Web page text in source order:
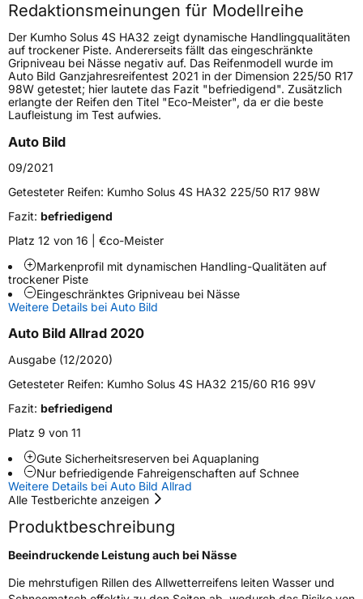
Höchstgeschwindigkeit
240 km/h
Lastindex104
Höchstlast900 kg
Generelle Merkmale
Fahrzeugtyp
Verwendung
ModellnameSolus 4S HA32
FahrzeugartPKW & SUV
Weitere Eigenschaften
SchlauchtypTL
ZustandNeureifen
M+SJa
VerstärktXL
EU Label
EffizienzC
NasshaftungB
Rollgeräusch (Klasse)B
Redaktionsmeinungen für Modellreihe
Der Kumho Solus 4S HA32 zeigt dynamische Handlingqualitäten
auf trockener Piste. Andererseits fällt das eingeschränkte
Gripniveau bei Nässe negativ auf. Das Reifenmodell wurde im
Auto Bild Ganzjahresreifentest 2021 in der Dimension 225/50 R17
98W getestet; hier lautete das Fazit "befriedigend". Zusätzlich
erlangte der Reifen den Titel "Eco-Meister", da er die beste
Laufleistung im Test aufwies.
Auto Bild
09/2021
Getesteter Reifen: Kumho Solus 4S HA32 225/50 R17 98W
Fazit: befriedigend
Platz 12 von 16 | €co-Meister
Markenprofil mit dynamischen Handling-Qualitäten auf
trockener Piste
Eingeschränktes Gripniveau bei Nässe
Weitere Details bei Auto Bild
Auto Bild Allrad 2020
Ausgabe (12/2020)
Getesteter Reifen: Kumho Solus 4S HA32 215/60 R16 99V
Fazit: befriedigend
Platz 9 von 11
Gute Sicherheitsreserven bei Aquaplaning
Nur befriedigende Fahreigenschaften auf Schnee
Weitere Details bei Auto Bild Allrad
Alle Testberichte anzeigen
Produktbeschreibung
Beeindruckende Leistung auch bei Nässe
Die mehrstufigen Rillen des Allwetterreifens leiten Wasser und